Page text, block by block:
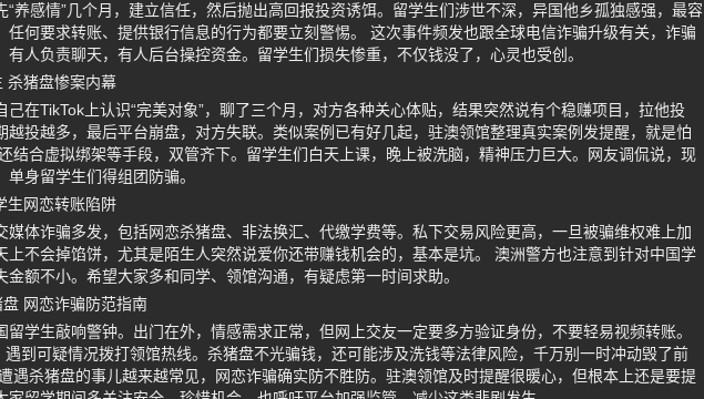
“养感情”几个月，建立信任，然后抛出高回报投资诱饵。留学生们涉世不深，异国他乡孤独感强，最容
任何要求转账、提供银行信息的行为都要立刻警惕。 这次事件频发也跟全球电信诈骗升级有关，诈骗
有人负责聊天，有人后台操控资金。留学生们损失惨重，不仅钱没了，心灵也受创。
杀猪盘惨案内幕
己在TikTok上认识“完美对象”，聊了三个月，对方各种关心体贴，结果突然说有个稳赚项目，拉他投
越投越多，最后平台崩盘，对方失联。类似案例已有好几起，驻澳领馆整理真实案例发提醒，就是怕
结合虚拟绑架等手段，双管齐下。留学生们白天上课，晚上被洗脑，精神压力巨大。网友调侃说，现
身留学生们得组团防骗。
生网恋转账陷阱
媒体诈骗多发，包括网恋杀猪盘、非法换汇、代缴学费等。私下交易风险更高，一旦被骗维权难上加
上不会掉馅饼，尤其是陌生人突然说爱你还带赚钱机会的，基本是坑。 澳洲警方也注意到针对中国学
金额不小。希望大家多和同学、领馆沟通，有疑虑第一时间求助。
网恋诈骗防范指南
留学生敲响警钟。出门在外，情感需求正常，但网上交友一定要多方验证身份，不要轻易视频转账。
到可疑情况拨打领馆热线。杀猪盘不光骗钱，还可能涉及洗钱等法律风险，千万别一时冲动毁了前
遇杀猪盘的事儿越来越常见，网恋诈骗确实防不胜防。驻澳领馆及时提醒很暖心，但根本上还是要提